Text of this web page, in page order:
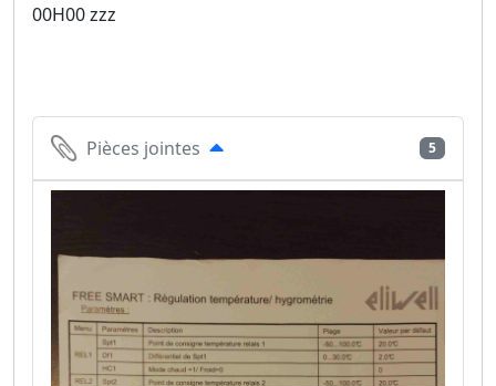
00H00 zzz
Pièces jointes 5